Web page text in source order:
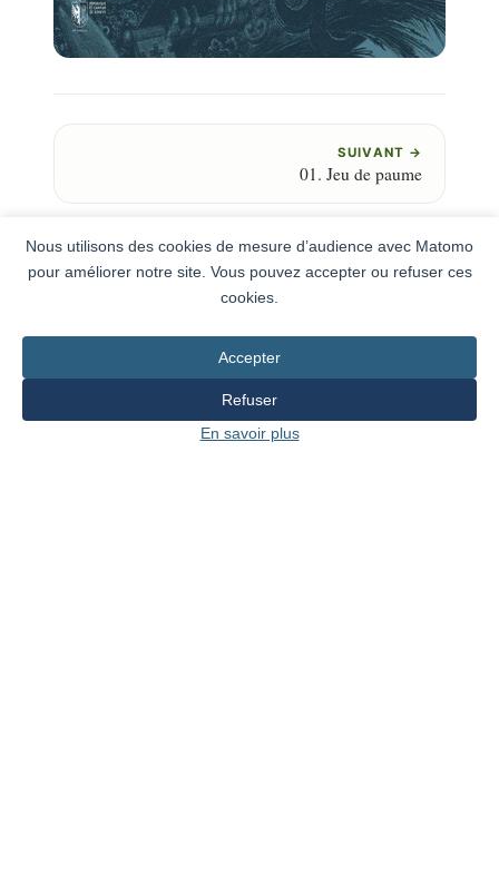
SUIVANT →
01. Jeu de paume
Nous utilisons des cookies de mesure d’audience avec Matomo
pour améliorer notre site. Vous pouvez accepter ou refuser ces
cookies.
Accepter
Refuser
En savoir plus
CONTACT